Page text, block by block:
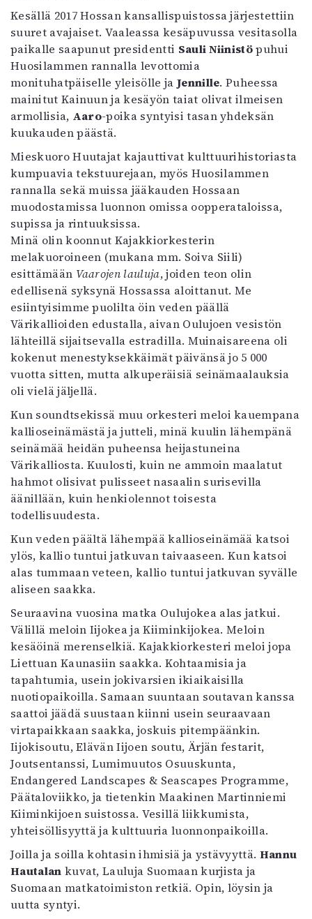
Kesällä 2017 Hossan kansallispuistossa järjestettiin
suuret avajaiset. Vaaleassa kesäpuvussa vesitasolla
paikalle saapunut presidentti Sauli Niinistöpuhui
Huosilammen rannalla levottomia
monituhatpäiselle yleisölle ja Jennille. Puheessa
mainitut Kainuun ja kesäyön taiat olivat ilmeisen
armollisia, Aaro-poika syntyisi tasan yhdeksän
kuukauden päästä.
Mieskuoro Huutajat kajauttivat kulttuurihistoriasta
kumpuavia tekstuurejaan, myös Huosilammen
rannalla sekä muissa jääkauden Hossaan
muodostamissa luonnon omissa oopperataloissa,
supissa ja rintuuksissa.
Minä olin koonnut Kajakkiorkesterin
melakuoroineen (mukana mm. Soiva Siili)
esittämään Vaarojen lauluja, joiden teon olin
edellisenä syksynä Hossassa aloittanut. Me
esiintyisimme puolilta öin veden päällä
Värikallioiden edustalla, aivan Oulujoen vesistön
lähteillä sijaitsevalla estradilla. Muinaisareena oli
kokenut menestyksekkäimät päivänsä jo 5 000
vuotta sitten, mutta alkuperäisiä seinämaalauksia
oli vielä jäljellä.
Kun soundtsekissä muu orkesteri meloi kauempana
kallioseinämästä ja jutteli, minä kuulin lähempänä
seinämää heidän puheensa heijastuneina
Värikalliosta. Kuulosti, kuin ne ammoin maalatut
hahmot olisivat pulisseet nasaalin surisevilla
äänillään, kuin henkiolennot toisesta
todellisuudesta.
Kun veden päältä lähempää kallioseinämää katsoi
ylös, kallio tuntui jatkuvan taivaaseen. Kun katsoi
alas tummaan veteen, kallio tuntui jatkuvan syvälle
aliseen saakka.
Seuraavina vuosina matka Oulujokea alas jatkui.
Välillä meloin Iijokea ja Kiiminkijokea. Meloin
kesäöinä merenselkiä. Kajakkiorkesteri meloi jopa
Liettuan Kaunasiin saakka. Kohtaamisia ja
tapahtumia, usein jokivarsien ikiaikaisilla
nuotiopaikoilla. Samaan suuntaan soutavan kanssa
saattoi jäädä suustaan kiinni usein seuraavaan
virtapaikkaan saakka, joskuis pitempäänkin.
Iijokisoutu, Elävän Iijoen soutu, Ärjän festarit,
Joutsentanssi, Lumimuutos Osuuskunta,
Endangered Landscapes & Seascapes Programme,
Päätaloviikko, ja tietenkin Maakinen Martinniemi
Kiiminkijoen suistossa. Vesillä liikkumista,
yhteisöllisyyttä ja kulttuuria luonnonpaikoilla.
Joilla ja soilla kohtasin ihmisiä ja ystävyyttä. Hannu
Hautalan kuvat, Lauluja Suomaan kurjista ja
Suomaan matkatoimiston retkiä. Opin, löysin ja
uutta syntyi.